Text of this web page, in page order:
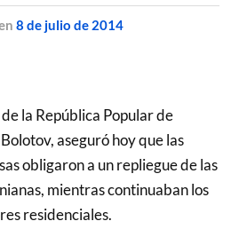
8 de julio de 2014
la República Popular de
aseguró hoy que las
obligaron a un repliegue de las
mientras continuaban los
residenciales.